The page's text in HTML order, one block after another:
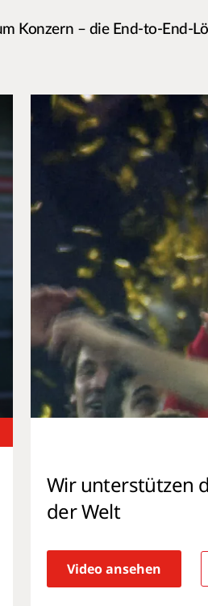
Konzern – die End-to-End-
Wir unterstützen
der Welt
Video ansehen